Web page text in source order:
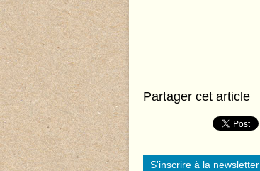
Partager cet article
S'inscrire à la newsletter